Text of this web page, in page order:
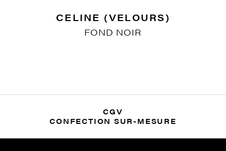
CELINE (VELOURS)
FOND NOIR
CGV
CONFECTION SUR-MESURE